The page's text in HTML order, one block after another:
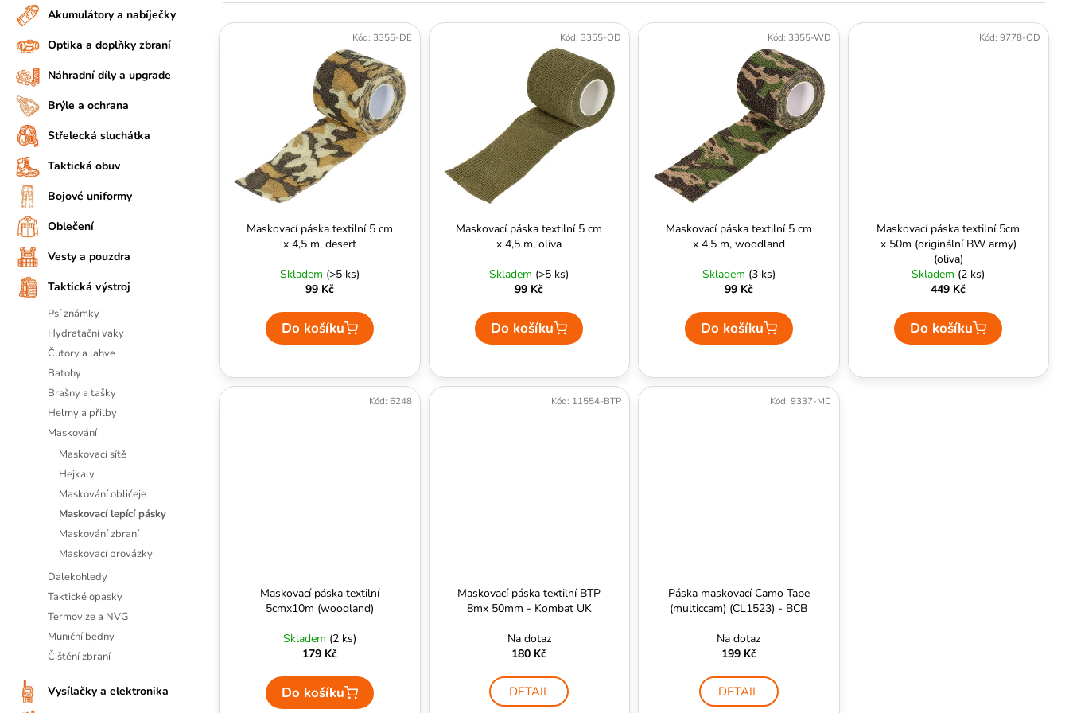
n
n
p
a
e
Akumulátory a nabíječky
Optika a doplňky zbraní
Náhradní díly a upgrade
Brýle a ochrana
Střelecká sluchátka
Taktická obuv
Bojové uniformy
Oblečení
Vesty a pouzdra
Taktická výstroj
Psí známky
Hydratační vaky
Čutory a lahve
Batohy
Brašny a tašky
Helmy a přilby
Maskování
Maskovací sítě
Hejkaly
Maskování obličeje
Maskovací lepící pásky
Maskování zbraní
Maskovací provázky
Dalekohledy
Taktické opasky
Termovize a NVG
Muniční bedny
Čištění zbraní
Vysílačky a elektronika
e
V
Maskovací páska textilní 5 cm
x 4,5 m, desert
Skladem (>5 ks)
99 Kč
Do košíku
Kód: 3355-DE
Maskovací páska textilní 5 cm
x 4,5 m, oliva
Skladem (>5 ks)
99 Kč
Do košíku
Kód: 3355-OD
Maskovací páska textilní 5 cm
x 4,5 m, woodland
Skladem (3 ks)
99 Kč
Do košíku
Kód: 3355-WD
Maskovací páska textilní 5cm
x 50m (originální BW army)
(oliva)
Skladem (2 ks)
449 Kč
Do košíku
Kód: 9778-OD
Maskovací páska textilní
5cmx10m (woodland)
Skladem (2 ks)
179 Kč
Do košíku
Kód: 6248
Maskovací páska textilní BTP
8mx 50mm - Kombat UK
Na dotaz
180 Kč
DETAIL
Kód: 11554-BTP
Páska maskovací Camo Tape
(multiccam) (CL1523) - BCB
Na dotaz
199 Kč
DETAIL
Kód: 9337-MC
A
J
Í
T
?
D
o
p
o
r
u
č
u
j
e